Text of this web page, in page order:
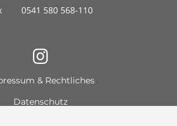
0541 580 568-110
& Rechtliches
Datenschutz